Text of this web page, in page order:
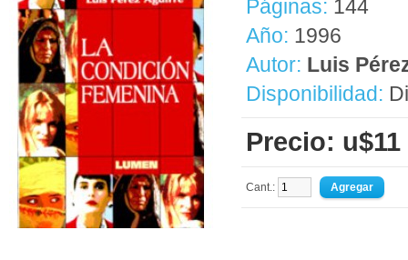
Páginas: 144
Año: 1996
Autor: Luis
Disponibilidad:
Precio: u$11
Cant.: